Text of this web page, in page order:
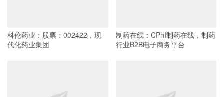
科伦药业：股票：002422，现
代化药业集团
制药在线：CPhI制药在线，制药
行业B2B电子商务平台